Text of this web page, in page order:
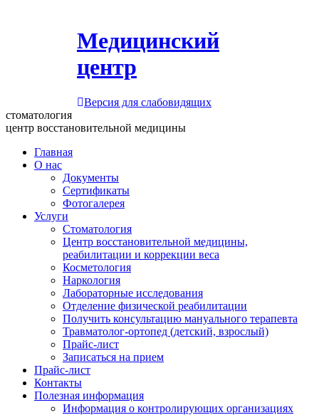
Медицинский
центр
Версия для слабовидящих
стоматология
центр восстановительной медицины
Главная
О нас
Документы
Сертификаты
Фотогалерея
Услуги
Стоматология
Центр восстановительной медицины,
реабилитации и коррекции веса
Косметология
Наркология
Лабораторные исследования
Отделение физической реабилитации
Получить консультацию мануального терапевта
Травматолог-ортопед (детский, взрослый)
Прайс-лист
Записаться на прием
Прайс-лист
Контакты
Полезная информация
Информация о контролирующих организациях